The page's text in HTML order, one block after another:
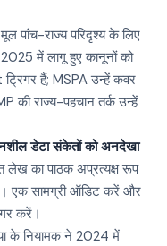
मूल पांच-राज्य परिदृश्य के लिए
में लागू हुए कानूनों को
हैं; MSPA उन्हें कवर
की राज्य-पहचान तर्क उन्हें
डेटा संकेतों को अनदेखा
लेख का पाठक अप्रत्यक्ष रूप
एक सामग्री ऑडिट करें और
करें।
के नियामक ने 2024 में